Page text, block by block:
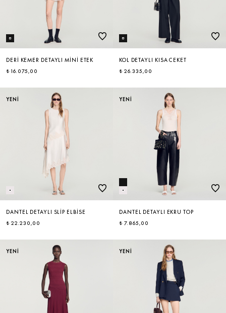
İNDİRİM
ÇOK SATANLAR
DERI KEMER DETAYLI MINI ETEK
₺ 16.075,00
KOL DETAYLI KISA CEKET
₺ 26.335,00
YENİ
DANTEL DETAYLI SLIP ELBISE
₺ 22.230,00
YENİ
DANTEL DETAYLI EKRU TOP
₺ 7.865,00
YENİ YENİ